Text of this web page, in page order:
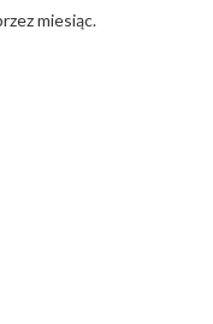
miesiąc.